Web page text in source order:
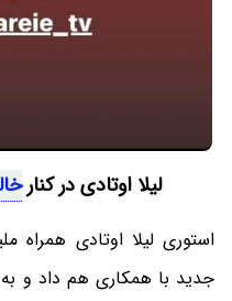
لیلا اوتادی در کنار
استوری لیلا اوتادی همراه
جدید با همکاری هم داد و